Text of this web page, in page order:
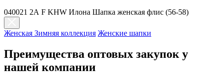
040021 2А F KHW Илона Шапка женская флис (56-58)
Женская Зимняя коллекция Женские шапки
Преимущества оптовых закупок у
нашей компании